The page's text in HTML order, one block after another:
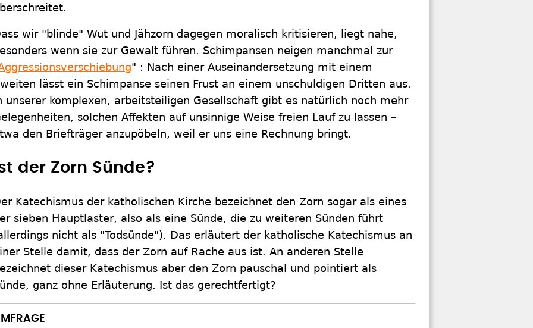
wir "blinde" Wut und Jähzorn dagegen moralisch kritisieren, liegt nahe,
wenn sie zur Gewalt führen. Schimpansen neigen manchmal zur
" : Nach einer Auseinandersetzung mit einem
lässt ein Schimpanse seinen Frust an einem unschuldigen Dritten aus.
unserer komplexen, arbeitsteiligen Gesellschaft gibt es natürlich noch mehr
solchen Affekten auf unsinnige Weise freien Lauf zu lassen –
den Briefträger anzupöbeln, weil er uns eine Rechnung bringt.
der Zorn Sünde?
Katechismus der katholischen Kirche bezeichnet den Zorn sogar als eines
sieben Hauptlaster, also als eine Sünde, die zu weiteren Sünden führt
nicht als "Todsünde"). Das erläutert der katholische Katechismus an
Stelle damit, dass der Zorn auf Rache aus ist. An anderen Stelle
dieser Katechismus aber den Zorn pauschal und pointiert als
ganz ohne Erläuterung. Ist das gerechtfertigt?